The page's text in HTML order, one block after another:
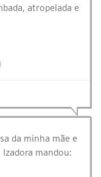
atropelada e
da minha mãe e
mandou: